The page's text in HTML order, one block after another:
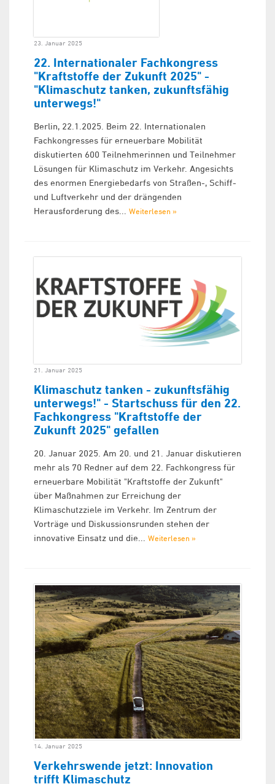
23. Januar 2025
22. Internationaler Fachkongress
"Kraftstoffe der Zukunft 2025" -
"Klimaschutz tanken, zukunftsfähig
unterwegs!"
Berlin, 22.1.2025. Beim 22. Internationalen
Fachkongresses für erneuerbare Mobilität
diskutierten 600 Teilnehmerinnen und Teilnehmer
Lösungen für Klimaschutz im Verkehr. Angesichts
des enormen Energiebedarfs von Straßen-, Schiff-
und Luftverkehr und der drängenden
Herausforderung des... Weiterlesen »
21. Januar 2025
Klimaschutz tanken - zukunftsfähig
unterwegs!" - Startschuss für den 22.
Fachkongress "Kraftstoffe der
Zukunft 2025" gefallen
20. Januar 2025. Am 20. und 21. Januar diskutieren
mehr als 70 Redner auf dem 22. Fachkongress für
erneuerbare Mobilität "Kraftstoffe der Zukunft"
über Maßnahmen zur Erreichung der
Klimaschutzziele im Verkehr. Im Zentrum der
Vorträge und Diskussionsrunden stehen der
innovative Einsatz und die... Weiterlesen »
14. Januar 2025
Verkehrswende jetzt: Innovation
trifft Klimaschutz